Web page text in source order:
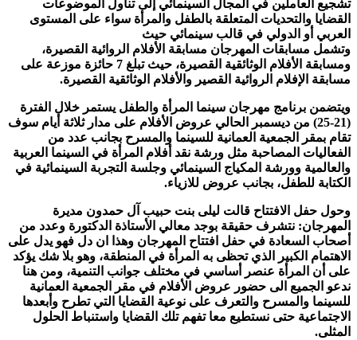
تشجيع العاملين في المجال السينمائي إلى تناول الموضوعات
القضايا والتحديات المتعلقة بالطفل والمرأة سواء على المستوى
العربي أو الدولي في قالب سينمائي حيث
وتشمل مسابقات المهرجان مسابقة الأفلام الروائية القصيرة،
ومسابقة الأفلام الوثائقية القصيرة، حيث تبلغ 7 حائزة موزعة على
مسابقة الإفلام الروائية القصير والأفلام الوثائقية القصيرة.
ويتضمن برنامج مهرجان سينما المرأة والطفل يستمر خلال الفترة
(21-25) من ديسمبر الحالي عروض الأفلام على مدار ثلاثة أيام سوف
تقام بمقر الجمعية العمانية للسينما والمسرح بجانب عدد من
الفعاليات المصاحبة مثل ورشة نقد أفلام المرأة في السينما العربية
والعالمية وورشة المكياج السينمائي وجلسة التجربة السينمائية في
الكتابة للطفل، بجانب عروض للازياء.
وحول حفل الافتتاح قالت ليلى بنت حبيب آل حمدون مديرة
المهرجان: نتشرف حقيقة بوجد معالي الأستاذة الدكتورة وعدد من
أصحاب السعادة في حفل افتتاح المهرجان وهذا ان دل فهو يدل على
الاهتمام الكبير الذي تحظى به المرأة في المنطقة، وهو بلا شك يؤكد
على أن المرأة عنصر أساسي في مختلف جوانب التنمية، ومن هنا
ندعو الجميع الى حضور عروض الأفلام في مقر الجمعية العمانية
للسينما والمسرح والتعرف على نوعية القضايا التي تطرح وأبعدها
الاجتماعية حتى نستطيع معا تفهم تلك القضايا واستنباط الحلول
المثلى.